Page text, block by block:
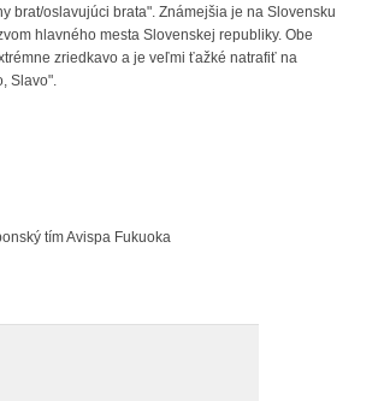
brat/oslavujúci brata". Známejšia je na Slovensku
hlavného mesta Slovenskej republiky. Obe
zriedkavo a je veľmi ťažké natrafiť na
Slavo".
tím Avispa Fukuoka